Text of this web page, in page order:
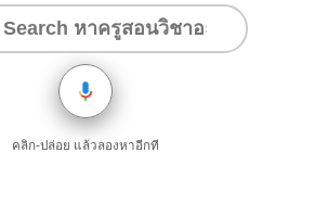
คลิก-ปล่อย แล้วลองหาอีกที